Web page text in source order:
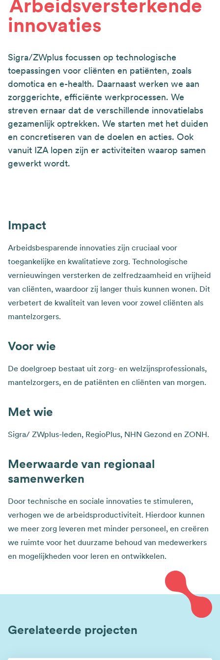
Arbeidsversterkende
innovaties
Sigra/ZWplus focussen op technologische
toepassingen voor cliënten en patiënten, zoals
domotica en e-health. Daarnaast werken we aan
zorggerichte, efficiënte werkprocessen. We
streven ernaar dat de verschillende innovatielabs
gezamenlijk optrekken. We starten met het duiden
en concretiseren van de doelen en acties. Ook
vanuit IZA lopen zijn er activiteiten waarop samen
gewerkt wordt.
Impact
Arbeidsbesparende innovaties zijn cruciaal voor
toegankelijke en kwalitatieve zorg. Technologische
vernieuwingen versterken de zelfredzaamheid en vrijheid
van cliënten, waardoor zij langer thuis kunnen wonen. Dit
verbetert de kwaliteit van leven voor zowel cliënten als
mantelzorgers.
Voor wie
De doelgroep bestaat uit zorg- en welzijnsprofessionals,
mantelzorgers, en de patiënten en cliënten van morgen.
Met wie
Sigra/ ZWplus-leden, RegioPlus, NHN Gezond en ZONH.
Meerwaarde van regionaal
samenwerken
Door technische en sociale innovaties te stimuleren,
verhogen we de arbeidsproductiviteit. Hierdoor kunnen
we meer zorg leveren met minder personeel, en creëren
we ruimte voor het duurzame behoud van medewerkers
en mogelijkheden voor leren en ontwikkelen.
Gerelateerde projecten